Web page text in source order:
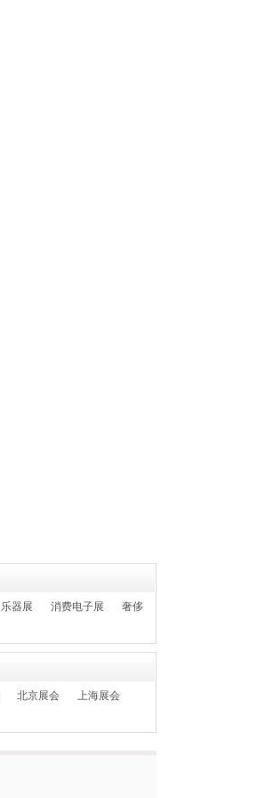
乐器展 消费电子展
奢侈
北京展会
上海展会